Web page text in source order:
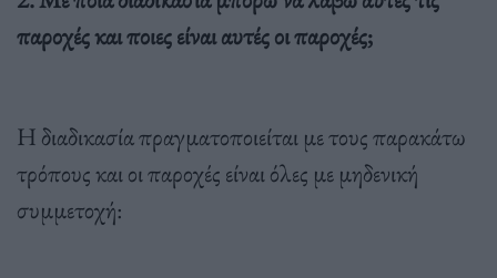
παροχές και ποιες είναι αυτές οι παροχές;
Η διαδικασία πραγματοποιείται με τους παρακάτω
τρόπους και οι παροχές είναι όλες με μηδενική
συμμετοχή: